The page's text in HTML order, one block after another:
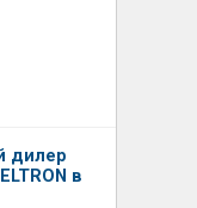
дилер
в